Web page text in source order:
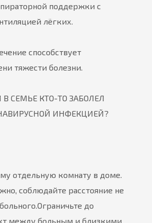
поддержки с
лёгких.
способствует
тяжести болезни.
В СЕМЬЕ КТО-ТО ЗАБОЛЕЛ
ИНФЕКЦИЕЙ?
отдельную комнату в доме.
соблюдайте расстояние не
Ограничьте до
между больным и близкими,